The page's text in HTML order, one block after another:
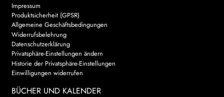
Impressum
Produktsicherheit (GPSR)
Allgemeine Geschäftsbedingungen
Widerrufsbelehrung
Datenschutzerklärung
Privatsphäre-Einstellungen ändern
Historie der Privatsphäre-Einstellungen
Einwilligungen widerrufen
BÜCHER UND KALENDER